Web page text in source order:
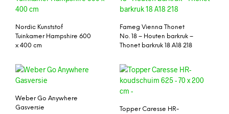
Nordic Kunststof
Tuinkamer Hampshire 600
x 400 cm
Fameg Vienna Thonet
No. 18 – Houten barkruk –
Thonet barkruk 18 A18 218
Weber Go Anywhere
Gasversie
Topper Caresse HR-